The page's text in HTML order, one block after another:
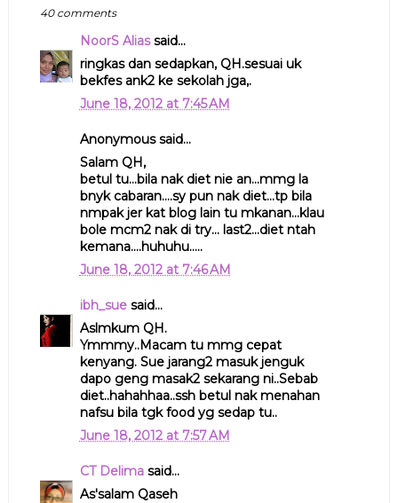
40 comments
NoorS Aliassaid...
ringkas dan sedapkan, QH.sesuai uk
bekfes ank2 ke sekolah jga,.
June 18, 2012 at 7:45 AM
Anonymous said...
Salam QH,
betul tu...bila nak diet nie an...mmg la
bnyk cabaran....sy pun nak diet...tp bila
nmpak jer kat blog lain tu mkanan...klau
bole mcm2 nak di try... last2...diet ntah
kemana....huhuhu.....
June 18, 2012 at 7:46 AM
ibh_suesaid...
Aslmkum QH.
Ymmmy..Macam tu mmg cepat
kenyang. Sue jarang2 masuk jenguk
dapo geng masak2 sekarang ni..Sebab
diet..hahahhaa..ssh betul nak menahan
nafsu bila tgk food yg sedap tu..
June 18, 2012 at 7:57 AM
CT Delimasaid...
As'salam Qaseh